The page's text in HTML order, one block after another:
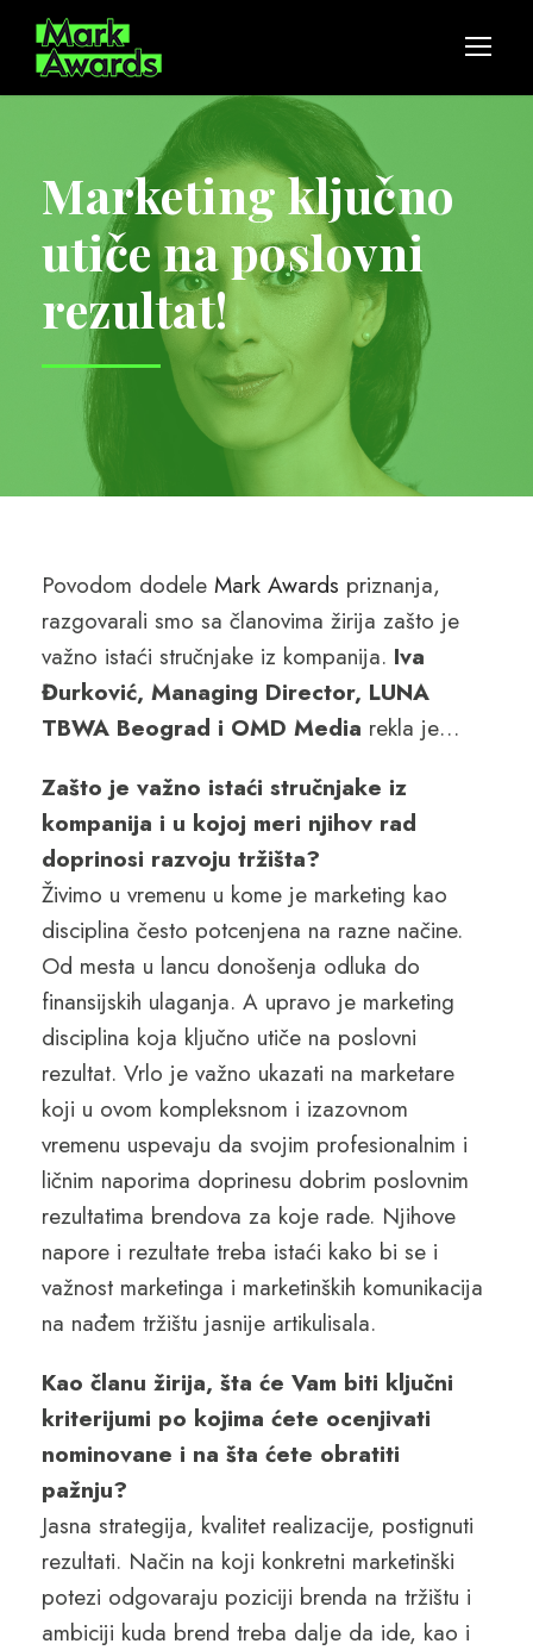
Marketing ključno
utiče na poslovni
rezultat!
Povodom dodele Mark Awards priznanja,
razgovarali smo sa članovima žirija zašto je
važno istaći stručnjake iz kompanija. Iva
Đurković, Managing Director, LUNA
TBWA Beograd i OMD Media rekla je…
Zašto je važno istaći stručnjake iz
kompanija i u kojoj meri njihov rad
doprinosi razvoju tržišta?
Živimo u vremenu u kome je marketing kao
disciplina često potcenjena na razne načine.
Od mesta u lancu donošenja odluka do
finansijskih ulaganja. A upravo je marketing
disciplina koja ključno utiče na poslovni
rezultat. Vrlo je važno ukazati na marketare
koji u ovom kompleksnom i izazovnom
vremenu uspevaju da svojim profesionalnim i
ličnim naporima doprinesu dobrim poslovnim
rezultatima brendova za koje rade. Njihove
napore i rezultate treba istaći kako bi se i
važnost marketinga i marketinških komunikacija
na nađem tržištu jasnije artikulisala.
Kao članu žirija, šta će Vam biti ključni
kriterijumi po kojima ćete ocenjivati
nominovane i na šta ćete obratiti
pažnju?
Jasna strategija, kvalitet realizacije, postignuti
rezultati. Način na koji konkretni marketinški
potezi odgovaraju poziciji brenda na tržištu i
ambiciji kuda brend treba dalje da ide, kao i